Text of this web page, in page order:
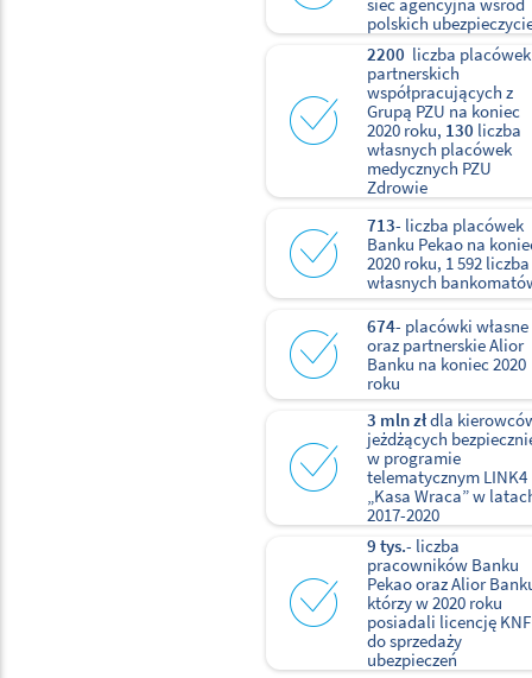
polskich
2200 liczba placówek
partnerskich
współpracujących z
Grupą PZU na koniec
2020 roku, 130 liczba
własnych placówek
medycznych PZU
Zdrowie
713- liczba placówek
Banku Pekao na
2020 roku, 1 592 liczba
własnych
674- placówki własne
oraz partnerskie Alior
Banku na koniec 2020
roku
3 mln złdla
jeżdżących
w programie
telematycznym LINK4
„Kasa Wraca” w
2017-2020
9 tys.- liczba
pracowników Banku
Pekao oraz Alior
którzy w 2020 roku
posiadali licencję KNF
do sprzedaży
ubezpieczeń